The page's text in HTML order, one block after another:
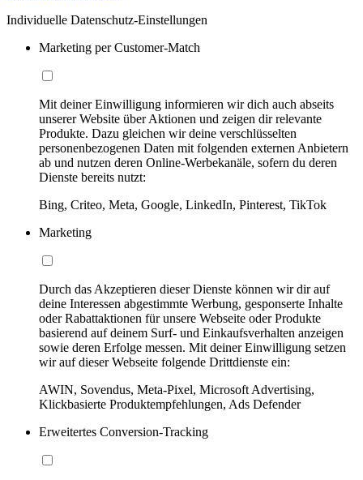
Individuelle Datenschutz-Einstellungen
Marketing per Customer-Match
Mit deiner Einwilligung informieren wir dich auch abseits
unserer Website über Aktionen und zeigen dir relevante
Produkte. Dazu gleichen wir deine verschlüsselten
personenbezogenen Daten mit folgenden externen Anbietern
ab und nutzen deren Online-Werbekanäle, sofern du deren
Dienste bereits nutzt:
Bing, Criteo, Meta, Google, LinkedIn, Pinterest, TikTok
Marketing
Durch das Akzeptieren dieser Dienste können wir dir auf
deine Interessen abgestimmte Werbung, gesponserte Inhalte
oder Rabattaktionen für unsere Webseite oder Produkte
basierend auf deinem Surf- und Einkaufsverhalten anzeigen
sowie deren Erfolge messen. Mit deiner Einwilligung setzen
wir auf dieser Webseite folgende Drittdienste ein:
AWIN, Sovendus, Meta-Pixel, Microsoft Advertising,
Klickbasierte Produktempfehlungen, Ads Defender
Erweitertes Conversion-Tracking